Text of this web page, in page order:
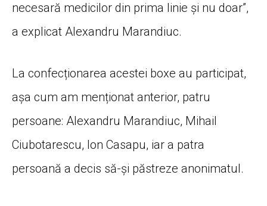
necesară medicilor din prima linie și nu doar”,
a explicat Alexandru Marandiuc.
La confecționarea acestei boxe au participat,
așa cum am menționat anterior, patru
persoane: Alexandru Marandiuc, Mihail
Ciubotarescu, Ion Casapu, iar a patra
persoană a decis să-și păstreze anonimatul.